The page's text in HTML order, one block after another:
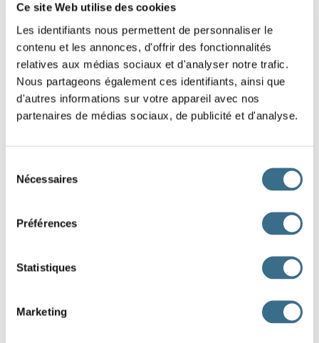
Ce site Web utilise des cookies
Les identifiants nous permettent de personnaliser le
contenu et les annonces, d'offrir des fonctionnalités
relatives aux médias sociaux et d'analyser notre trafic.
Nous partageons également ces identifiants, ainsi que
d'autres informations sur votre appareil avec nos
partenaires de médias sociaux, de publicité et d'analyse.
Nécessaires
Préférences
Statistiques
Marketing
refrain
fille
abri
famille
route